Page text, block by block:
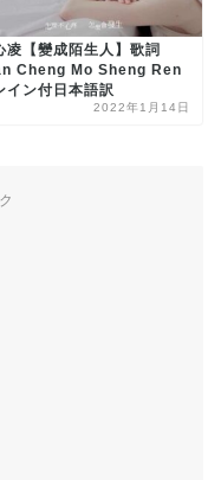
凌【變成陌生人】歌詞
Cheng Mo Sheng Ren
イン付日本語訳
2022年1月14日